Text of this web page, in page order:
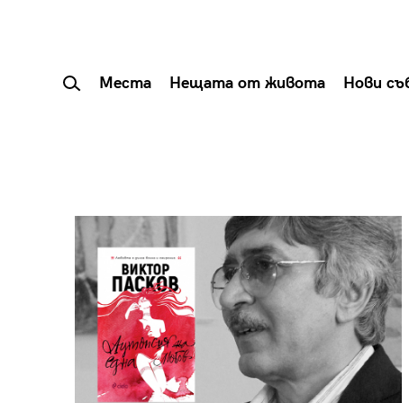
Места Нещата от живота Нови